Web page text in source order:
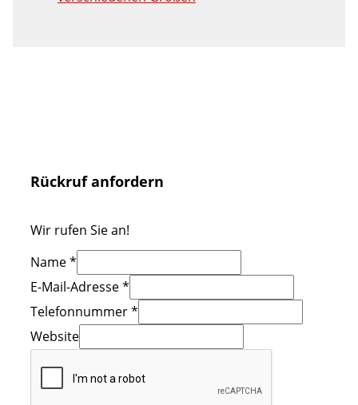
Rückruf anfordern
Wir rufen Sie an!
Name*
E-Mail-Adresse*
Telefonnummer*
Website